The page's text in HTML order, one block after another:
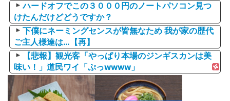
ハードオフでこの３０００円のノートパソコン見つ
けたんだけどどうですか？
下僕にネーミングセンスが皆無なため 我が家の歴代
ご主人様達は…【再】
【悲報】観光客「やっぱり本場のジンギスカンは美
味い！」道民ワイ「ぷっwwww」